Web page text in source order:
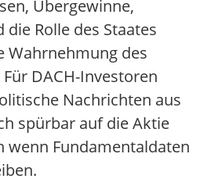
Übergewinne,
die Rolle des Staates
Wahrnehmung des
DACH-Investoren
Nachrichten aus
spürbar auf die Aktie
wenn Fundamentaldaten